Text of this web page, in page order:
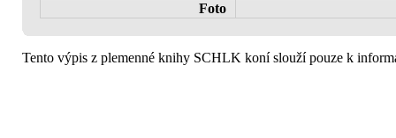
Foto
Tento výpis z plemenné knihy SCHLK koní slouží pouze k